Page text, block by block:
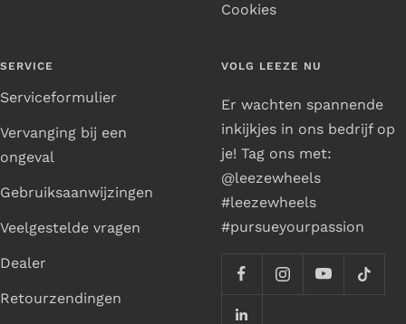
Cookies
SERVICE
Serviceformulier
Vervanging bij een
ongeval
Gebruiksaanwijzingen
Veelgestelde vragen
Dealer
Retourzendingen
VOLG LEEZE NU
Er wachten spannende
inkijkjes in ons bedrijf op
je! Tag ons met:
@leezewheels
#leezewheels
#pursueyourpassion